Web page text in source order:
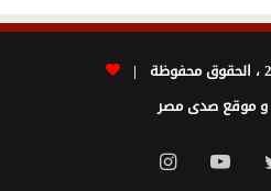
و موقع صدى مصر
تويتر يوتيوبانستقرام